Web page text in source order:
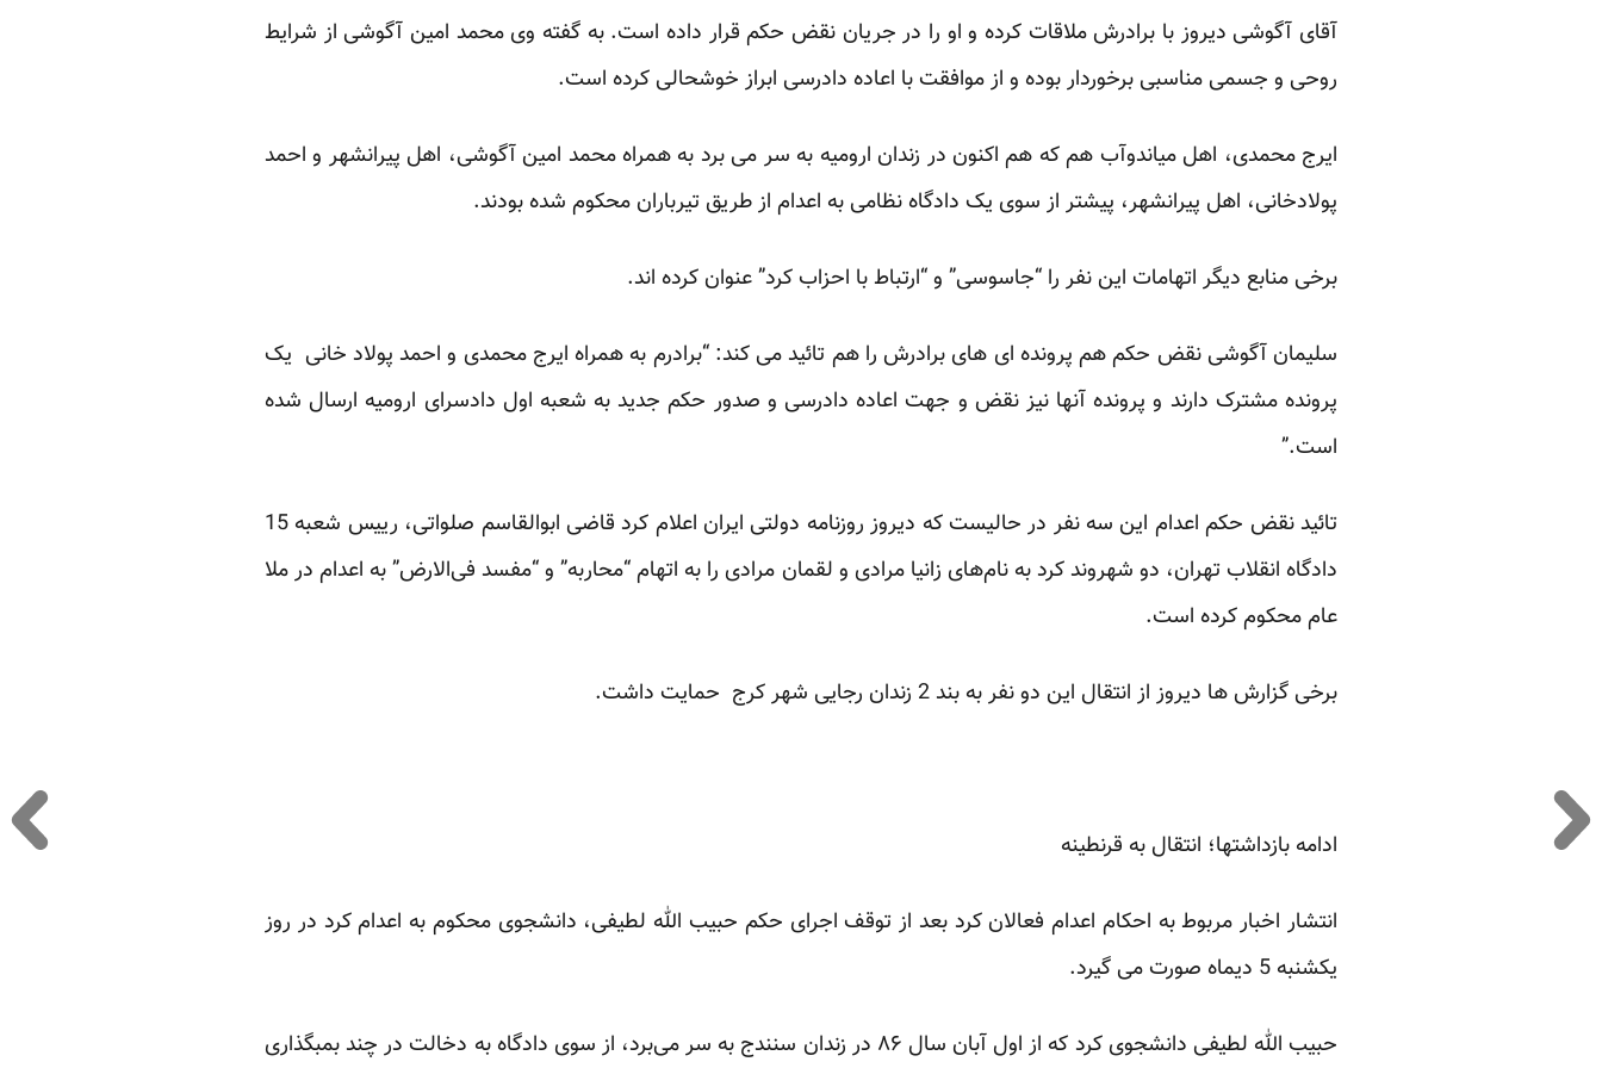
آقای آگوشی دیروز با برادرش ملاقات کرده و او را در جریان نقض حکم قرار داده است. به گفته وی محمد امین آگوشی از شرایط
روحی و جسمی مناسبی برخوردار بوده و از موافقت با اعاده دادرسی ابراز خوشحالی کرده است.
ایرج محمدی، اهل میاندوآب هم که هم اکنون در زندان ارومیه به سر می برد به همراه محمد امین آگوشی، اهل پیرانشهر و احمد
پولادخانی، اهل پیرانشهر، پیشتر از سوی یک دادگاه نظامی به اعدام از طریق تیرباران محکوم شده بودند.
برخی منابع دیگر اتهامات این نفر را “جاسوسی” و “ارتباط با احزاب کرد” عنوان کرده اند.
سلیمان آگوشی نقض حکم هم پرونده ای های برادرش را هم تائید می کند: “برادرم به همراه ایرج محمدی و احمد پولاد خانی یک
پرونده مشترک دارند و پرونده آنها نیز نقض و جهت اعاده دادرسی و صدور حکم جدید به شعبه اول دادسرای ارومیه ارسال شده
است.”
تائید نقض حکم اعدام این سه نفر در حالیست که دیروز روزنامه دولتی ایران اعلام کرد قاضی ابوالقاسم صلواتی، رییس شعبه 15
دادگاه انقلاب تهران، دو شهروند کرد به نام‌های زانیا مرادی و لقمان مرادی را به اتهام “محاربه” و “مفسد فی‌الارض” به اعدام در ملا
عام محکوم کرده است.
برخی گزارش ها دیروز از انتقال این دو نفر به بند 2 زندان رجایی شهر کرج حمایت داشت.
ادامه بازداشتها؛ انتقال به قرنطینه
انتشار اخبار مربوط به احکام اعدام فعالان کرد بعد از توقف اجرای حکم حبیب الله لطیفی، دانشجوی محکوم به اعدام کرد در روز
یکشنبه 5 دیماه صورت می گیرد.
حبیب الله لطیفی دانشجوی کرد که از اول آبان سال ۸۶ در زندان سنندج به سر می‌برد، از سوی دادگاه به دخالت در چند بمبگذاری